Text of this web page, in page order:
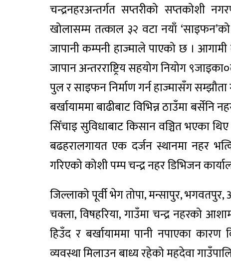
चन्द्रनहरअन्तर्गत सप्तरीको सप्तकोशी
खोलासम्म तत्काल ३२ वटा नयाँ
जापानी कम्पनी हाज्माले पाएको छ । आगामी
जापान अन्तरराष्ट्रिय सहयोग नियोग
पुल र साइफन निर्माण गर्न हाज्मासँग
बर्खायाममा बाढीबाट विभिन्न ठाउँमा
सिँचाइ सुविधाबाट किसान वञ्चित भएका
बढहरालगायत एक दर्जन स्थानमा नहर
गरिएको कोशी पम्प चन्द्र नहर डिभिजन
जिल्लाको पूर्वी भेग तोपा, मन्सापुर,
चक्ला, विषहरिया, गाउँमा चन्द्र नहरको
हिउँद र बर्खायाममा पानी नपाएका कारण
व्यवस्था मिलाउन बाध्य रहेको महदेवा